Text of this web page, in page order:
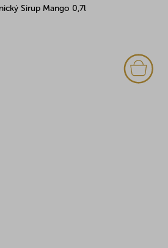
Sirup Mango 0,7l